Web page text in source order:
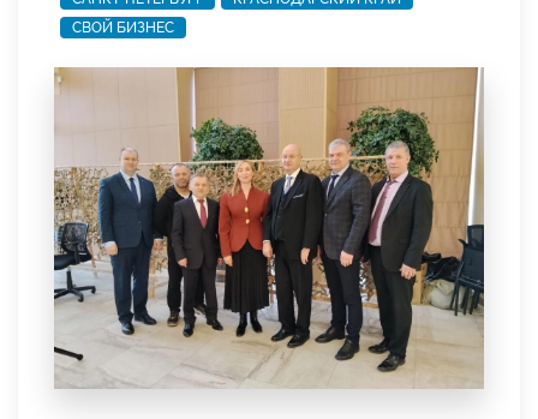
СВОЙ БИЗНЕС